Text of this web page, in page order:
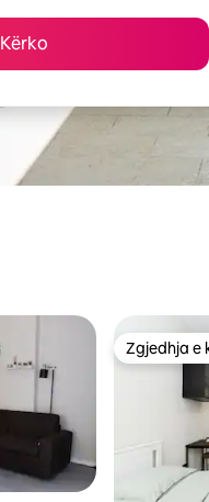
Kërko
Zgjedhja e
Zgjedhja e